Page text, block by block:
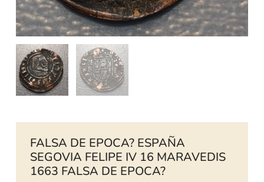
FALSA DE EPOCA? ESPAÑA
SEGOVIA FELIPE IV 16 MARAVEDIS
1663 FALSA DE EPOCA?